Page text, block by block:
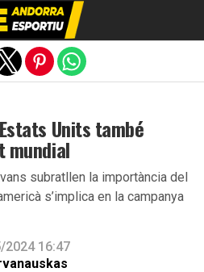
Units també
mundial
subratllen la importància del
s’implica en la campanya
2024 16:47
version